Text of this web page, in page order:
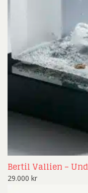
Bertil Vallien –
29.000 kr